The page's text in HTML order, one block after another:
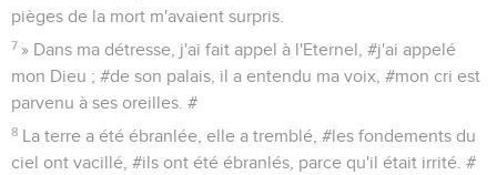
pièges de la mort m'avaient surpris.
7 » Dans ma détresse, j'ai fait appel à l'Eternel, #j'ai appelé
mon Dieu ; #de son palais, il a entendu ma voix, #mon cri est
parvenu à ses oreilles. #
8 La terre a été ébranlée, elle a tremblé, #les fondements du
ciel ont vacillé, #ils ont été ébranlés, parce qu'il était irrité. #